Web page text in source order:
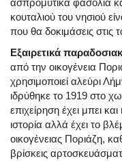
ασπρομύτικα φασόλια
κουταλιού του νησιού
που θα δοκιμάσεις στις
Εξαιρετικά
από την οικογένεια
χρησιμοποιεί αλεύρι
ιδρύθηκε το 1919 στο
επιχείρηση έχει μπει
ιστορία αλλά έχει το
οικογένειας Ποριάζη,
βρίσκεις